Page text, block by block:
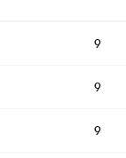
9
9
9